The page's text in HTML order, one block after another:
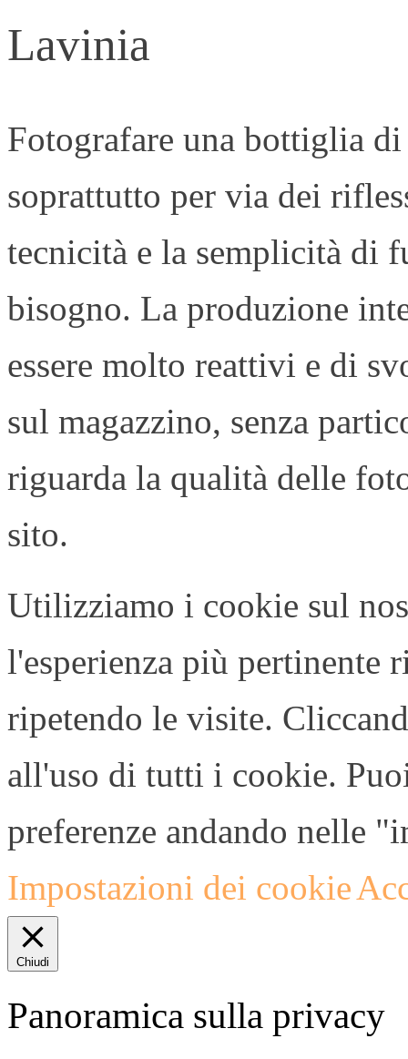
Lavinia
Fotografare una bottiglia
soprattutto per via dei
tecnicità e la semplicità di
bisogno. La produzione
essere molto reattivi e di
sul magazzino, senza
riguarda la qualità delle
sito.
Utilizziamo i cookie sul
l'esperienza più pertinente
ripetendo le visite.
all'uso di tutti i cookie.
preferenze andando nelle
Impostazioni dei cookie
Chiudi
Panoramica sulla privacy